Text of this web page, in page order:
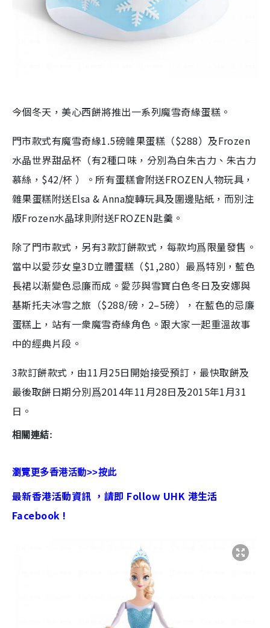
今個冬天，美心西餅將推出一系列魔雪奇緣蛋糕。
門市款式有魔雪奇緣1.5磅雜果蛋糕（$288）及Frozen
水晶世界甜品杯（有2種口味，分別為白朱古力、朱古力
慕絲，$42/杯 ）。所有蛋糕會附送FROZEN人物玩具，
雜果蛋糕附送Elsa & Anna旋轉玩具及圍邊貼紙，而別注
版Frozen水晶球則附送FROZEN匙羹。
除了門市款式， 另有3款訂餅款式，每款均爲限量發售。
當中以愛莎女皇3D立體蛋糕（$1,280）最爲特別，藍色
長裙以漸變色忌廉而成。愛莎與雪寶白色冬日及安娜與
基斯托夫冰雪之旅（$288/磅，2–5磅），在藍色的忌廉
蛋糕上，站有一衆魔雪奇緣角色。跟大家一起重溫故事
中的經典片段。
3款訂餅款式，由11月25日開始接受預訂，最快取餅及
最後取餅日期分別爲2014年11月28日及2015年1月31
日。
相關連結:
瀏覽更多香港活動>>按此
最新香港活動資訊 ，請即 Follow UHK 港生活
Facebook !